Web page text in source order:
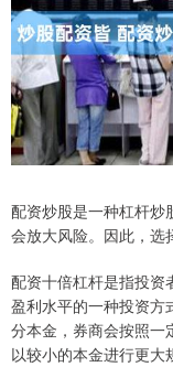
配资炒股是一种杠杆炒
会放大风险。因此，选
配资十倍杠杆是指投资
盈利水平的一种投资方
分本金，券商会按照一
以较小的本金进行更大